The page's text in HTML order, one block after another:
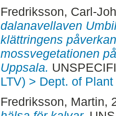
Fredriksson, Carl-
dalanavellaven
klättringens
mossvegetationen
Uppsala.
LTV) > Dept. of
Fredriksson, Martin,